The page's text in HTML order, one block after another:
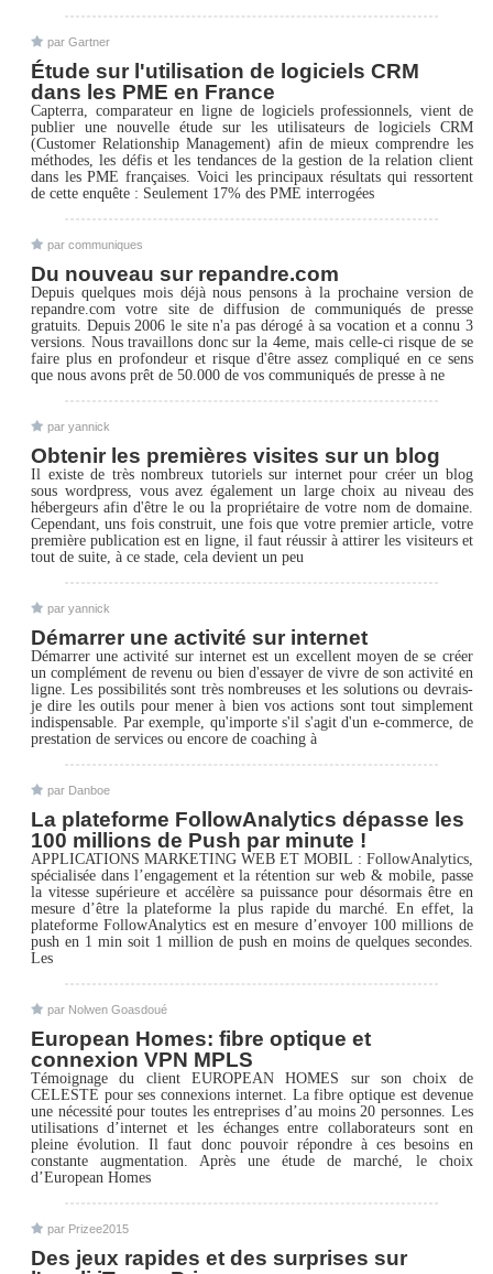
par Gartner
Étude sur l'utilisation de logiciels CRM
dans les PME en France
Capterra, comparateur en ligne de logiciels professionnels, vient de
publier une nouvelle étude sur les utilisateurs de logiciels CRM
(Customer Relationship Management) afin de mieux comprendre les
méthodes, les défis et les tendances de la gestion de la relation client
dans les PME françaises. Voici les principaux résultats qui ressortent
de cette enquête : Seulement 17% des PME interrogées
par communiques
Du nouveau sur repandre.com
Depuis quelques mois déjà nous pensons à la prochaine version de
repandre.com votre site de diffusion de communiqués de presse
gratuits. Depuis 2006 le site n'a pas dérogé à sa vocation et a connu 3
versions. Nous travaillons donc sur la 4eme, mais celle-ci risque de se
faire plus en profondeur et risque d'être assez compliqué en ce sens
que nous avons prêt de 50.000 de vos communiqués de presse à ne
par yannick
Obtenir les premières visites sur un blog
Il existe de très nombreux tutoriels sur internet pour créer un blog
sous wordpress, vous avez également un large choix au niveau des
hébergeurs afin d'être le ou la propriétaire de votre nom de domaine.
Cependant, uns fois construit, une fois que votre premier article, votre
première publication est en ligne, il faut réussir à attirer les visiteurs et
tout de suite, à ce stade, cela devient un peu
par yannick
Démarrer une activité sur internet
Démarrer une activité sur internet est un excellent moyen de se créer
un complément de revenu ou bien d'essayer de vivre de son activité en
ligne. Les possibilités sont très nombreuses et les solutions ou devrais-
je dire les outils pour mener à bien vos actions sont tout simplement
indispensable. Par exemple, qu'importe s'il s'agit d'un e-commerce, de
prestation de services ou encore de coaching à
par Danboe
La plateforme FollowAnalytics dépasse les
100 millions de Push par minute !
APPLICATIONS MARKETING WEB ET MOBIL : FollowAnalytics,
spécialisée dans l’engagement et la rétention sur web & mobile, passe
la vitesse supérieure et accélère sa puissance pour désormais être en
mesure d’être la plateforme la plus rapide du marché. En effet, la
plateforme FollowAnalytics est en mesure d’envoyer 100 millions de
push en 1 min soit 1 million de push en moins de quelques secondes.
Les
par Nolwen Goasdoué
European Homes: fibre optique et
connexion VPN MPLS
Témoignage du client EUROPEAN HOMES sur son choix de
CELESTE pour ses connexions internet. La fibre optique est devenue
une nécessité pour toutes les entreprises d’au moins 20 personnes. Les
utilisations d’internet et les échanges entre collaborateurs sont en
pleine évolution. Il faut donc pouvoir répondre à ces besoins en
constante augmentation. Après une étude de marché, le choix
d’European Homes
par Prizee2015
Des jeux rapides et des surprises sur